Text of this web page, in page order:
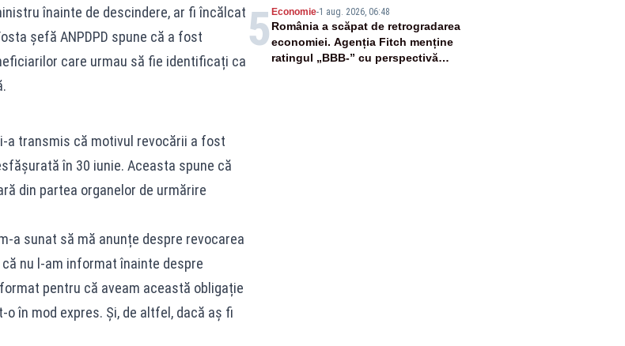
înainte de descindere, ar fi încălcat
șefă ANPDPD spune că a fost
care urmau să fie identificați ca
a transmis că motivul revocării a fost
în 30 iunie. Aceasta spune că
din partea organelor de urmărire
a sunat să mă anunțe despre revocarea
nu l-am informat înainte despre
pentru că aveam această obligație
în mod expres. Și, de altfel, dacă aș fi
5 Economie-1 aug. 2026, 06:48
România a scăpat de retrogradarea
economiei. Agenția Fitch menține
ratingul „BBB-” cu perspectivă